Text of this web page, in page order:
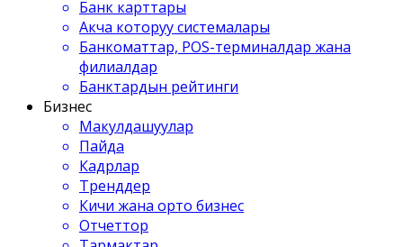
Банк карттары
Акча которуу системалары
Банкоматтар, POS-терминалдар жана
филиалдар
Банктардын рейтинги
Бизнес
Макулдашуулар
Пайда
Кадрлар
Тренддер
Кичи жана орто бизнес
Отчеттор